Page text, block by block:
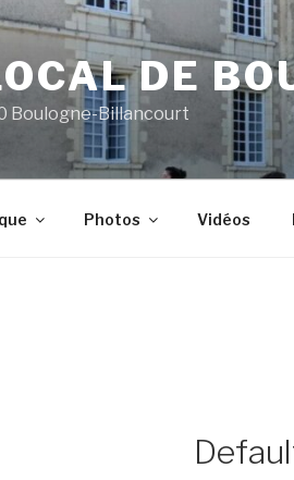
DE
Boulogne-Billancourt
Photos Vidéos